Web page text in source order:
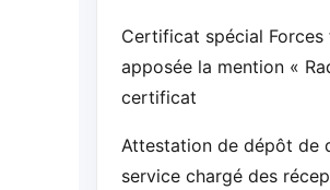
Certificat spécial Forces
apposée la mention «
certificat
Attestation de dépôt de
service chargé des